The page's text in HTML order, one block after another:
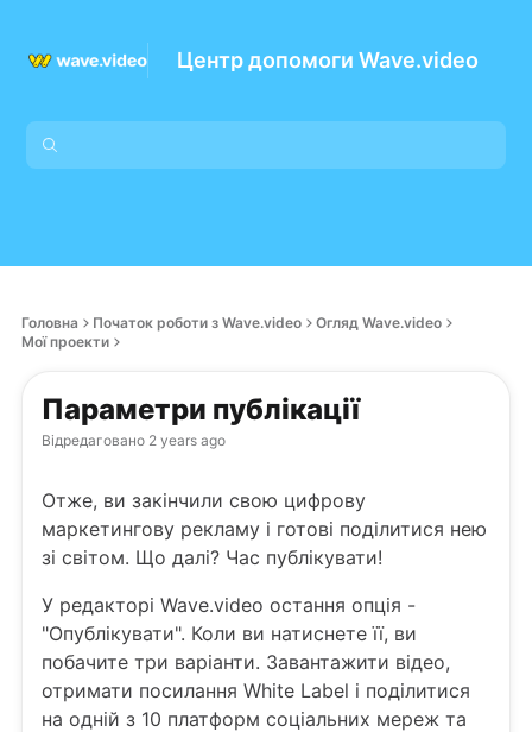
Центр допомоги Wave.video
Головна Початок роботи з Wave.video
Огляд Wave.video
Мої проекти
Параметри публікації
Відредаговано 2 years ago
Отже, ви закінчили свою цифрову
маркетингову рекламу і готові поділитися нею
зі світом. Що далі? Час публікувати!
У редакторі Wave.video остання опція -
"Опублікувати". Коли ви натиснете її, ви
побачите три варіанти. Завантажити відео,
отримати посилання White Label і поділитися
на одній з 10 платформ соціальних мереж та